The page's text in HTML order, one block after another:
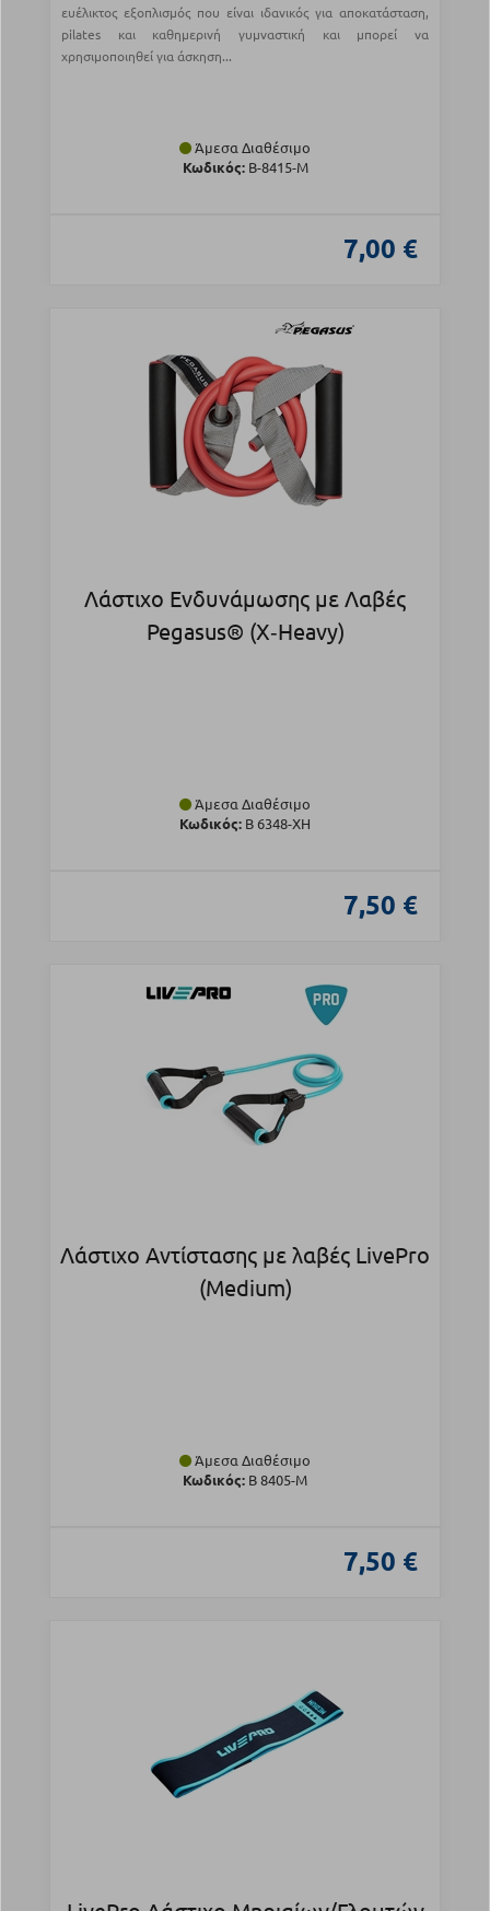
ευέλικτος εξοπλισμός που είναι ιδανικός για αποκατάσταση,
pilates και καθημερινή γυμναστική και μπορεί να
χρησιμοποιηθεί για άσκηση...
Άμεσα Διαθέσιμο
Κωδικός:B-8415-M
7,00 €
Λάστιχο Ενδυνάμωσης με Λαβές
Pegasus® (X‑Heavy)
Άμεσα Διαθέσιμο
Κωδικός: Β 6348-XH
7,50 €
Λάστιχο Αντίστασης με λαβές LivePro
(Medium)
Άμεσα Διαθέσιμο
Κωδικός: Β 8405-M
7,50 €